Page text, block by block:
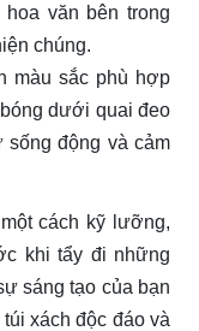
văn bên trong
chúng.
màu sắc phù hợp
dưới quai đeo
sống động và cảm
cách kỹ lưỡng,
khi tẩy đi những
sáng tạo của bạn
xách độc đáo và